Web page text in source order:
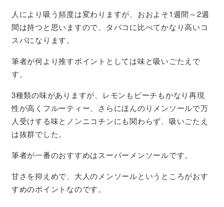
人により吸う頻度は変わりますが、おおよそ1週間～2週
間は持つと思いますので、タバコに比べてかなり高いコ
スパになります。
筆者が何より推すポイントとしては味と吸いごたえで
す。
3種類の味がありますが、レモンもピーチもかなり再現
性が高くフルーティー、さらにほんのりメンソールで万
人受けする味とノンニコチンにも関わらず、吸いごたえ
は抜群でした。
筆者が一番のおすすめはスーパーメンソールです。
甘さを抑えめで、大人のメンソールというところがおす
すめのポイントなのです。